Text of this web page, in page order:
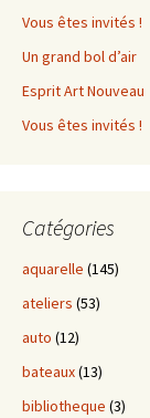
Vous êtes invités !
Un grand bol d’air
Esprit Art Nouveau
Vous êtes invités !
Catégories
aquarelle (145)
ateliers (53)
auto (12)
bateaux(13)
bibliotheque (3)